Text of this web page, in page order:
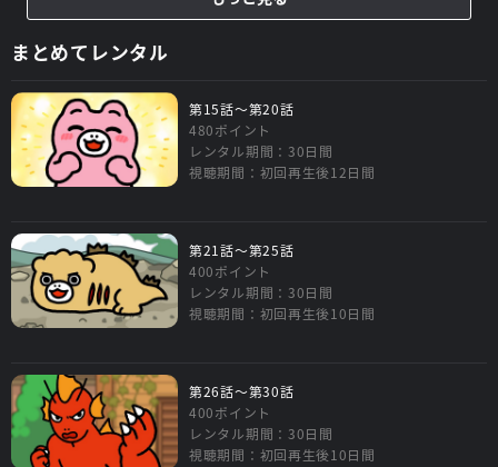
まとめてレンタル
第15話～第20話
480ポイント
レンタル期間：30日間
視聴期間：初回再生後12日間
第21話～第25話
400ポイント
レンタル期間：30日間
視聴期間：初回再生後10日間
第26話～第30話
400ポイント
レンタル期間：30日間
視聴期間：初回再生後10日間